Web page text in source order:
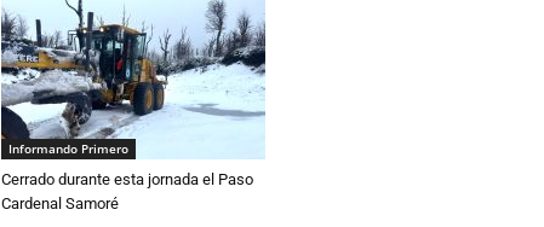
Informando Primero
Cerrado durante esta jornada el Paso
Cardenal Samoré